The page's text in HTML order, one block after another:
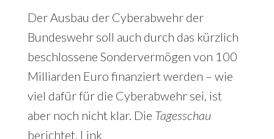
Der Ausbau der Cyberabwehr der
Bundeswehr soll auch durch das kürzlich
beschlossene Sondervermögen von 100
Milliarden Euro finanziert werden – wie
viel dafür für die Cyberabwehr sei, ist
aber noch nicht klar. Die Tagesschau
berichtet. Link